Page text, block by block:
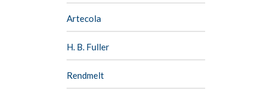
Artecola
H. B. Fuller
Rendmelt